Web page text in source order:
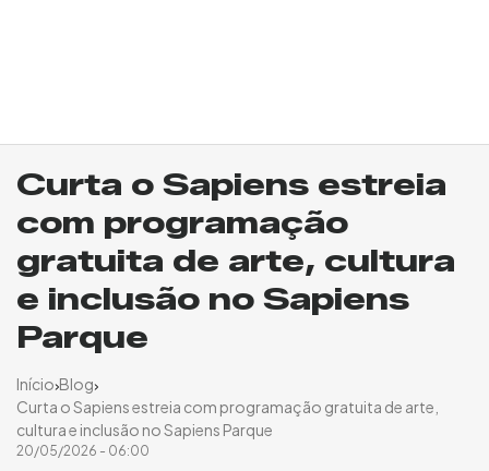
Curta o Sapiens estreia
com programação
gratuita de arte, cultura
e inclusão no Sapiens
Parque
Início
Blog
Curta o Sapiens estreia com programação gratuita de arte,
cultura e inclusão no Sapiens Parque
20/05/2026 - 06:00